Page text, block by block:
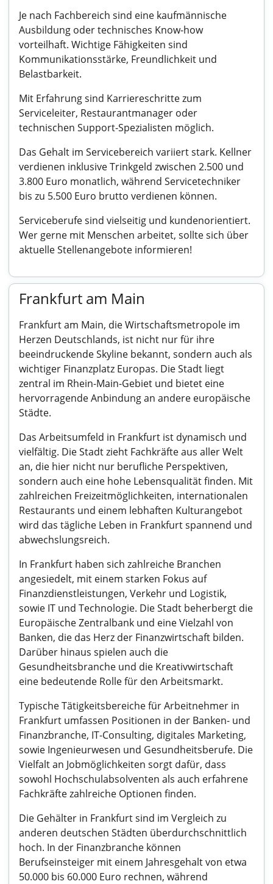
Je nach Fachbereich sind eine kaufmännische
Ausbildung oder technisches Know-how
vorteilhaft. Wichtige Fähigkeiten sind
Kommunikationsstärke, Freundlichkeit und
Belastbarkeit.
Mit Erfahrung sind Karriereschritte zum
Serviceleiter, Restaurantmanager oder
technischen Support-Spezialisten möglich.
Das Gehalt im Servicebereich variiert stark. Kellner
verdienen inklusive Trinkgeld zwischen 2.500 und
3.800 Euro monatlich, während Servicetechniker
bis zu 5.500 Euro brutto verdienen können.
Serviceberufe sind vielseitig und kundenorientiert.
Wer gerne mit Menschen arbeitet, sollte sich über
aktuelle Stellenangebote informieren!
Frankfurt am Main
Frankfurt am Main, die Wirtschaftsmetropole im
Herzen Deutschlands, ist nicht nur für ihre
beeindruckende Skyline bekannt, sondern auch als
wichtiger Finanzplatz Europas. Die Stadt liegt
zentral im Rhein-Main-Gebiet und bietet eine
hervorragende Anbindung an andere europäische
Städte.
Das Arbeitsumfeld in Frankfurt ist dynamisch und
vielfältig. Die Stadt zieht Fachkräfte aus aller Welt
an, die hier nicht nur berufliche Perspektiven,
sondern auch eine hohe Lebensqualität finden. Mit
zahlreichen Freizeitmöglichkeiten, internationalen
Restaurants und einem lebhaften Kulturangebot
wird das tägliche Leben in Frankfurt spannend und
abwechslungsreich.
In Frankfurt haben sich zahlreiche Branchen
angesiedelt, mit einem starken Fokus auf
Finanzdienstleistungen, Verkehr und Logistik,
sowie IT und Technologie. Die Stadt beherbergt die
Europäische Zentralbank und eine Vielzahl von
Banken, die das Herz der Finanzwirtschaft bilden.
Darüber hinaus spielen auch die
Gesundheitsbranche und die Kreativwirtschaft
eine bedeutende Rolle für den Arbeitsmarkt.
Typische Tätigkeitsbereiche für Arbeitnehmer in
Frankfurt umfassen Positionen in der Banken- und
Finanzbranche, IT-Consulting, digitales Marketing,
sowie Ingenieurwesen und Gesundheitsberufe. Die
Vielfalt an Jobmöglichkeiten sorgt dafür, dass
sowohl Hochschulabsolventen als auch erfahrene
Fachkräfte zahlreiche Optionen finden.
Die Gehälter in Frankfurt sind im Vergleich zu
anderen deutschen Städten überdurchschnittlich
hoch. In der Finanzbranche können
Berufseinsteiger mit einem Jahresgehalt von etwa
50.000 bis 60.000 Euro rechnen, während